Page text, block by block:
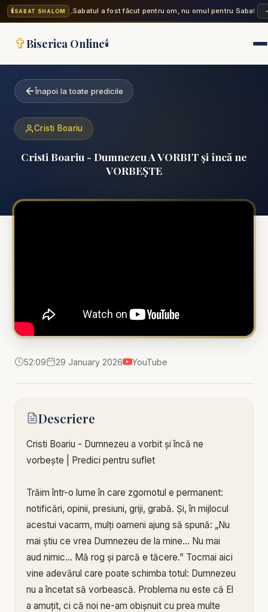
🕯️SABAT SHALOM „Sabatul a fost făcut pentru om, nu omul pentru Sabat.
✞Biserica Online🕯️
Înapoi la toate predicile
Cristi Boariu
Cristi Boariu - Dumnezeu A VORBIT și încă ne
VORBEȘTE
52:09 29 January 2026 YouTube
Descriere
Cristi Boariu - Dumnezeu a vorbit și încă ne
vorbește | Predici pentru suflet
Trăim într-o lume în care zgomotul e permanent:
notificări, opinii, presiuni, griji, grabă. Și, în mijlocul
acestui vacarm, mulți oameni ajung să spună: „Nu
mai știu ce vrea Dumnezeu de la mine… Nu mai
aud nimic… Mă rog și parcă e tăcere.” Tocmai aici
vine adevărul care poate schimba totul: Dumnezeu
nu a încetat să vorbească. Problema nu este că El
a amuțit, ci că noi ne-am obișnuit cu prea multe